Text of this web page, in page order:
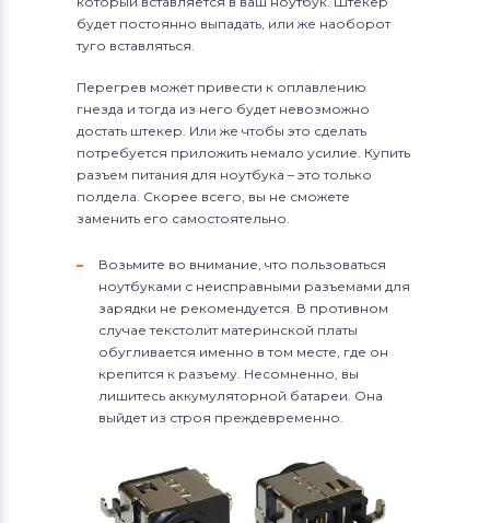
будет постоянно выпадать, или же наоборот
туго вставляться.
Перегрев может привести к оплавлению
гнезда и тогда из него будет невозможно
достать штекер. Или же чтобы это сделать
потребуется приложить немало усилие. Купить
разъем питания для ноутбука – это только
полдела. Скорее всего, вы не сможете
заменить его самостоятельно.
Возьмите во внимание, что пользоваться
ноутбуками с неисправными разъемами для
зарядки не рекомендуется. В противном
случае текстолит материнской платы
обугливается именно в том месте, где он
крепится к разъему. Несомненно, вы
лишитесь аккумуляторной батареи. Она
выйдет из строя преждевременно.